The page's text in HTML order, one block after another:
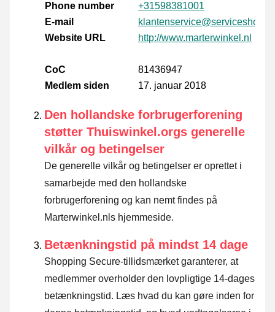
Phone number
+31598381001
E-mail
Website URL
http://www.marterwinkel.nl
CoC
81436947
Medlem siden
17. januar 2018
Den hollandske forbrugerforening
støtter Thuiswinkel.orgs generelle
vilkår og betingelser
De generelle vilkår og betingelser er oprettet i
samarbejde med den hollandske
forbrugerforening og kan nemt findes på
Marterwinkel.nls hjemmeside.
Betænkningstid på mindst 14 dage
Shopping Secure-tillidsmærket garanterer, at
medlemmer overholder den lovpligtige 14-dages
betænkningstid. Læs hvad du kan gøre inden for